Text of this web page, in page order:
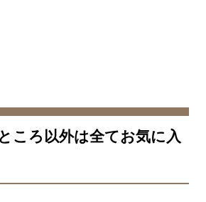
ころ以外は全てお気に入